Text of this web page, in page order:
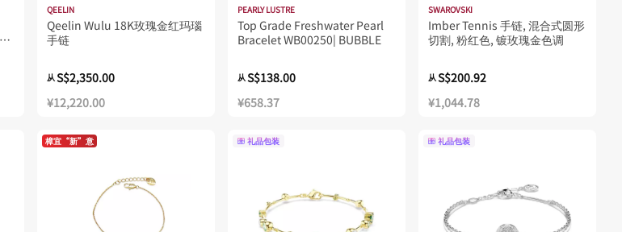
QEELIN
Qeelin Wulu 18K玫瑰金红玛瑙
手链
从S$2,350.00
¥12,220.00
PEARLY LUSTRE
Top Grade Freshwater Pearl
Bracelet WB00250| BUBBLE
从S$138.00
¥658.37
SWAROVSKI
Imber Tennis 手链, 混合式圆形
切割, 粉红色, 镀玫瑰金色调
从S$200.92
¥1,044.78
樟宜“新”意 礼品包装 礼品包装